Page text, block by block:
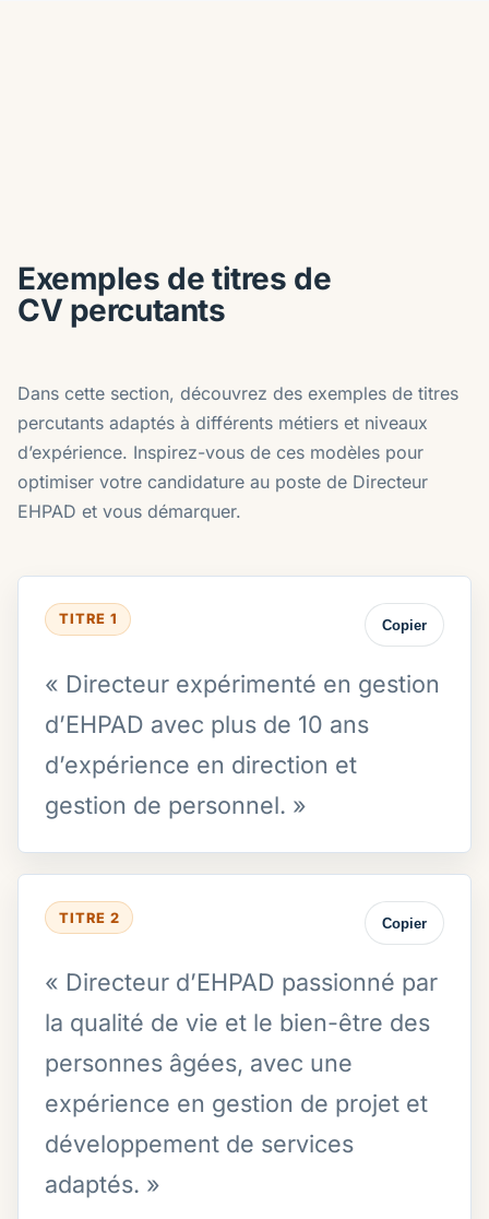
Exemples de titres de
CV percutants
Dans cette section, découvrez des exemples de titres
percutants adaptés à différents métiers et niveaux
d’expérience. Inspirez-vous de ces modèles pour
optimiser votre candidature au poste de Directeur
EHPAD et vous démarquer.
TITRE 1 Copier
« Directeur expérimenté en gestion
d’EHPAD avec plus de 10 ans
d’expérience en direction et
gestion de personnel. »
TITRE 2 Copier
« Directeur d’EHPAD passionné par
la qualité de vie et le bien-être des
personnes âgées, avec une
expérience en gestion de projet et
développement de services
adaptés. »